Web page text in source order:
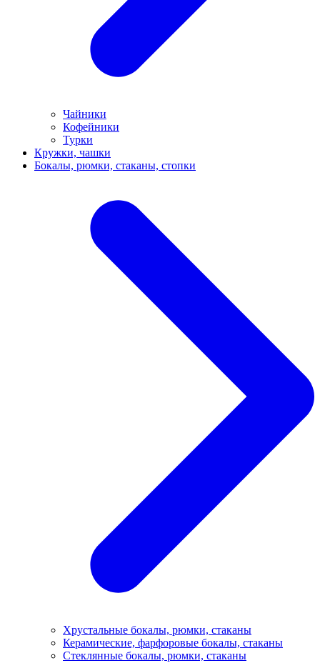
Чайники
Кофейники
Турки
Кружки, чашки
Бокалы, рюмки, стаканы, стопки
Хрустальные бокалы, рюмки, стаканы
Керамические, фарфоровые бокалы, стаканы
Стеклянные бокалы, рюмки, стаканы